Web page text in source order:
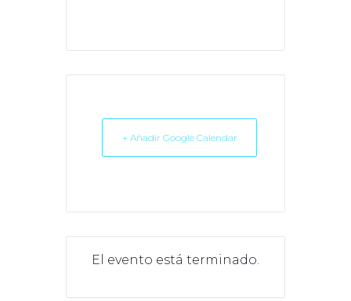
+ Añadir Google Calendar
El evento está terminado.